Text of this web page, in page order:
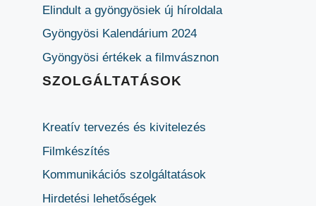
Elindult a gyöngyösiek új híroldala
Gyöngyösi Kalendárium 2024
Gyöngyösi értékek a filmvásznon
SZOLGÁLTATÁSOK
Kreatív tervezés és kivitelezés
Filmkészítés
Kommunikációs szolgáltatások
Hirdetési lehetőségek